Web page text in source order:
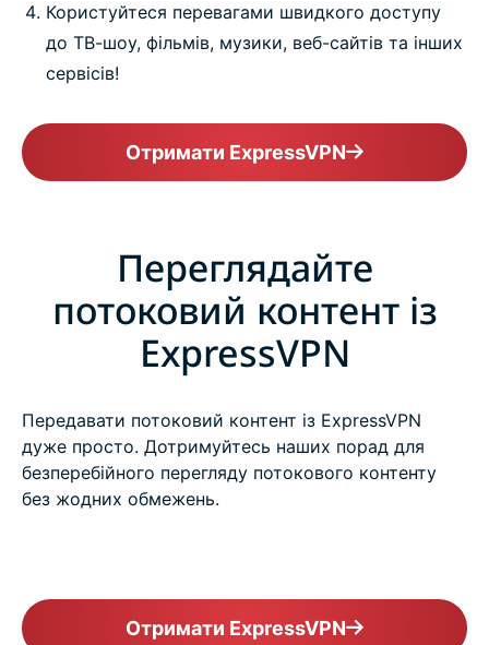
Користуйтеся перевагами швидкого доступу
до ТВ-шоу, фільмів, музики, веб-сайтів та інших
сервісів!
Отримати ExpressVPN
Переглядайте
потоковий контент із
ExpressVPN
Передавати потоковий контент із ExpressVPN
дуже просто. Дотримуйтесь наших порад для
безперебійного перегляду потокового контенту
без жодних обмежень.
Отримати ExpressVPN